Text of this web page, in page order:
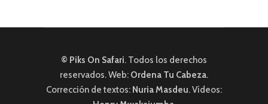
© Piks On Safari. Todos los derechos
reservados. Web: Ordena Tu Cabeza.
Corrección de textos: Nuria Masdeu. Vídeos: